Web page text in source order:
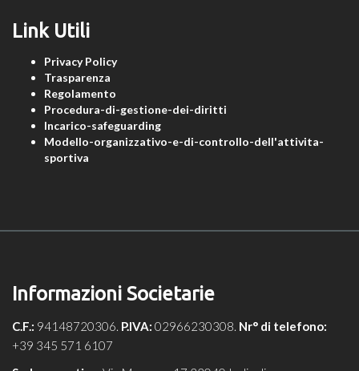
Link Utili
Privacy Policy
Trasparenza
Regolamento
Procedura-di-gestione-dei-diritti
Incarico-safeguarding
Modello-organizzativo-e-di-controllo-dell'attivita-
sportiva
Informazioni Societarie
C.F.: 94148720306. P.IVA: 02966230308. Nr° di telefono:
+39 345 571 6107